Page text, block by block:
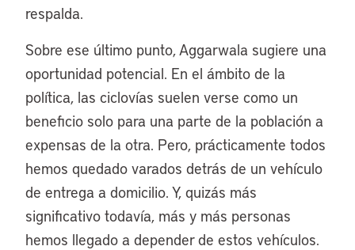
respalda.
Sobre ese último punto, Aggarwala sugiere una
oportunidad potencial. En el ámbito de la
política, las ciclovías suelen verse como un
beneficio solo para una parte de la población a
expensas de la otra. Pero, prácticamente todos
hemos quedado varados detrás de un vehículo
de entrega a domicilio. Y, quizás más
significativo todavía, más y más personas
hemos llegado a depender de estos vehículos.